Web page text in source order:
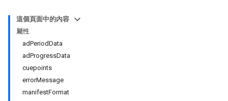
這個頁面中的內容
屬性
adPeriodData
adProgressData
cuepoints
errorMessage
manifestFormat